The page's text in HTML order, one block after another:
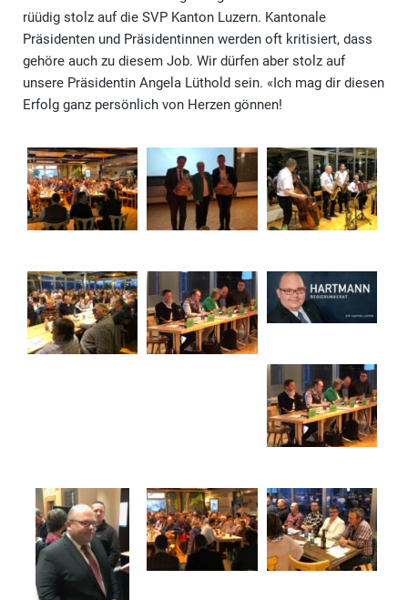
rüüdig stolz auf die SVP Kanton Luzern. Kantonale
Präsidenten und Präsidentinnen werden oft kritisiert, dass
gehöre auch zu diesem Job. Wir dürfen aber stolz auf
unsere Präsidentin Angela Lüthold sein. «Ich mag dir diesen
Erfolg ganz persönlich von Herzen gönnen!